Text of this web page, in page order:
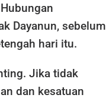
Dayanun, sebelum
hari itu.
Jika tidak
dan kesatuan